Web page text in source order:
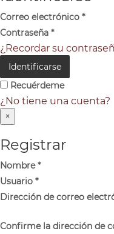
Correo electrónico *
Contraseña *
¿Recordar su
Identificarse
Recuérdeme
¿No tiene una cuenta?
×
Registrar
Nombre*
Usuario *
Dirección de correo
Confirme la dirección de